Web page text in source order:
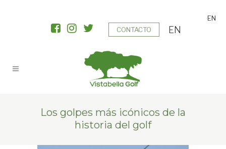
CONTACTO
EN
EN
Los golpes más icónicos de la
historia del golf